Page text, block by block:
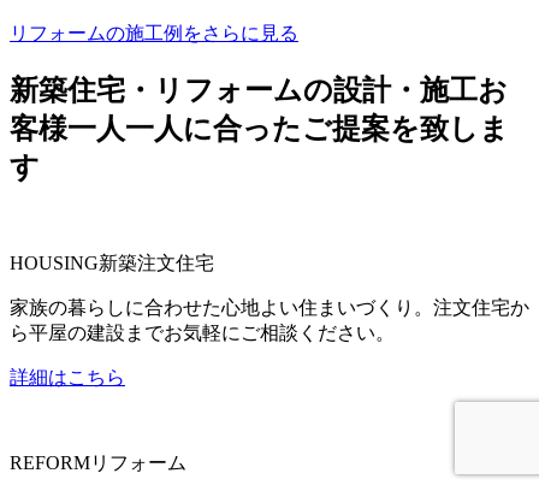
リフォームの施工例をさらに見る
新築住宅・リフォームの設計・施工お
客様一人一人に合ったご提案を致しま
す
HOUSING新築注文住宅
家族の暮らしに合わせた心地よい住まいづくり。注文住宅か
ら平屋の建設までお気軽にご相談ください。
詳細はこちら
REFORMリフォーム